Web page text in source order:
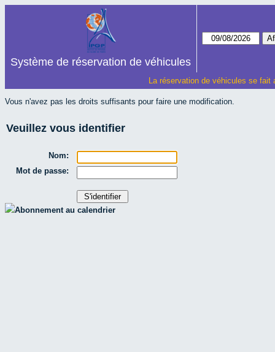
Système de réservation de véhicules
La réservation de véhicules se
Vous n'avez pas les droits suffisants pour faire une modification.
Veuillez vous identifier
Nom:
Mot de passe:
Abonnement au calendrier